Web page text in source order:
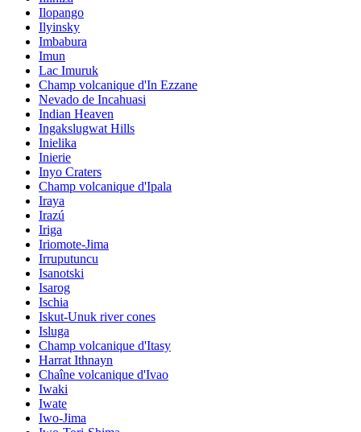
Ilopango
Ilyinsky
Imbabura
Imun
Lac Imuruk
Champ volcanique d'In Ezzane
Nevado de Incahuasi
Indian Heaven
Ingakslugwat Hills
Inielika
Inierie
Inyo Craters
Champ volcanique d'Ipala
Iraya
Irazú
Iriga
Iriomote-Jima
Irruputuncu
Isanotski
Isarog
Ischia
Iskut-Unuk river cones
Isluga
Champ volcanique d'Itasy
Harrat Ithnayn
Chaîne volcanique d'Ivao
Iwaki
Iwate
Iwo-Jima